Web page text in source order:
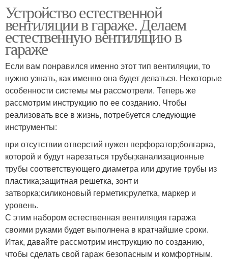
Устройство естественной
вентиляции в гараже. Делаем
естественную вентиляцию в
гараже
Если вам понравился именно этот тип вентиляции, то
нужно узнать, как именно она будет делаться. Некоторые
особенности системы мы рассмотрели. Теперь же
рассмотрим инструкцию по ее созданию. Чтобы
реализовать все в жизнь, потребуется следующие
инструменты:
при отсутствии отверстий нужен перфоратор;болгарка,
которой и будут нарезаться трубы;канализационные
трубы соответствующего диаметра или другие трубы из
пластика;защитная решетка, зонт и
затворка;силиконовый герметик;рулетка, маркер и
уровень.
С этим набором естественная вентиляция гаража
своими руками будет выполнена в кратчайшие сроки.
Итак, давайте рассмотрим инструкцию по созданию,
чтобы сделать свой гараж безопасным и комфортным.